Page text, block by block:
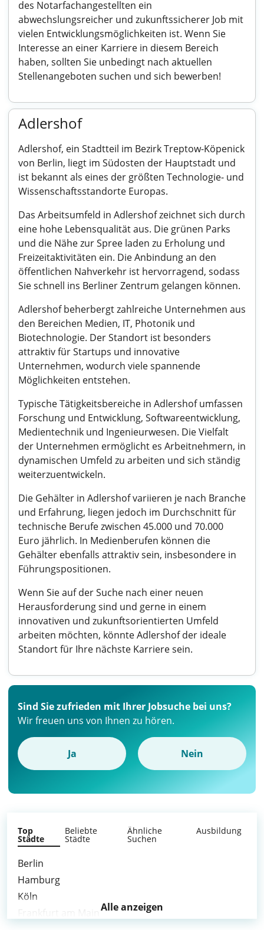
des Notarfachangestellten ein
abwechslungsreicher und zukunftssicherer Job mit
vielen Entwicklungsmöglichkeiten ist. Wenn Sie
Interesse an einer Karriere in diesem Bereich
haben, sollten Sie unbedingt nach aktuellen
Stellenangeboten suchen und sich bewerben!
Adlershof
Adlershof, ein Stadtteil im Bezirk Treptow-Köpenick
von Berlin, liegt im Südosten der Hauptstadt und
ist bekannt als eines der größten Technologie- und
Wissenschaftsstandorte Europas.
Das Arbeitsumfeld in Adlershof zeichnet sich durch
eine hohe Lebensqualität aus. Die grünen Parks
und die Nähe zur Spree laden zu Erholung und
Freizeitaktivitäten ein. Die Anbindung an den
öffentlichen Nahverkehr ist hervorragend, sodass
Sie schnell ins Berliner Zentrum gelangen können.
Adlershof beherbergt zahlreiche Unternehmen aus
den Bereichen Medien, IT, Photonik und
Biotechnologie. Der Standort ist besonders
attraktiv für Startups und innovative
Unternehmen, wodurch viele spannende
Möglichkeiten entstehen.
Typische Tätigkeitsbereiche in Adlershof umfassen
Forschung und Entwicklung, Softwareentwicklung,
Medientechnik und Ingenieurwesen. Die Vielfalt
der Unternehmen ermöglicht es Arbeitnehmern, in
dynamischen Umfeld zu arbeiten und sich ständig
weiterzuentwickeln.
Die Gehälter in Adlershof variieren je nach Branche
und Erfahrung, liegen jedoch im Durchschnitt für
technische Berufe zwischen 45.000 und 70.000
Euro jährlich. In Medienberufen können die
Gehälter ebenfalls attraktiv sein, insbesondere in
Führungspositionen.
Wenn Sie auf der Suche nach einer neuen
Herausforderung sind und gerne in einem
innovativen und zukunftsorientierten Umfeld
arbeiten möchten, könnte Adlershof der ideale
Standort für Ihre nächste Karriere sein.
Sind Sie zufrieden mit Ihrer Jobsuche bei uns?
Wir freuen uns von Ihnen zu hören.
Ja Nein
Top
Städte
Beliebte
Städte
Ähnliche
Suchen
Ausbildung
Berlin
Hamburg
Köln
Alle anzeigen